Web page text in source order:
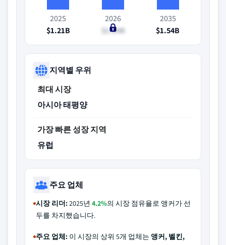
2025
$1.21B
2026
$1.24B
2035
$1.54B
지역별 우위
최대 시장
아시아 태평양
가장 빠른 성장 지역
유럽
주요 업체
시장 리더:2025년 4.2%의 시장 점유율로 앵커가 선
두를 차지했습니다.
주요 업체: 이 시장의 상위 5개 업체는 앵커, 벨킨,